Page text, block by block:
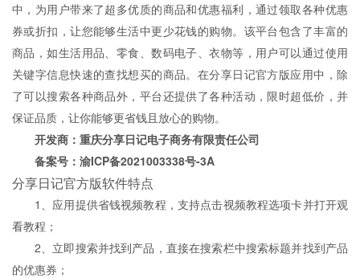
中，为用户带来了超多优质的商品和优惠福利，通过领取各种优惠
券或折扣，让您能够生活中更少花钱的购物。该平台包含了丰富的
商品，如生活用品、零食、数码电子、衣物等，用户可以通过使用
关键字信息快速的查找想买的商品。在分享日记官方版应用中，除
了可以搜索各种商品外，平台还提供了各种活动，限时超低价，并
保证品质，让你能够更省钱且放心的购物。
开发商：重庆分享日记电子商务有限责任公司
备案号：渝ICP备2021003338号-3A
分享日记官方版软件特点
1、应用提供省钱视频教程，支持点击视频教程选项卡并打开观
看教程；
2、立即搜索并找到产品，直接在搜索栏中搜索标题并找到产品
的优惠券；